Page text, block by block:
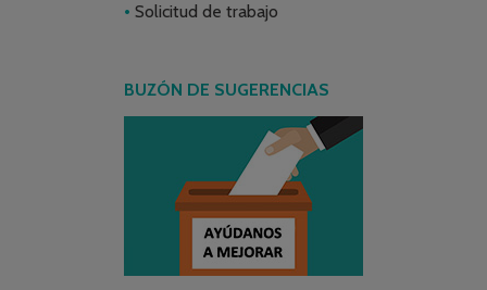
Solicitud de trabajo
BUZÓN DE SUGERENCIAS